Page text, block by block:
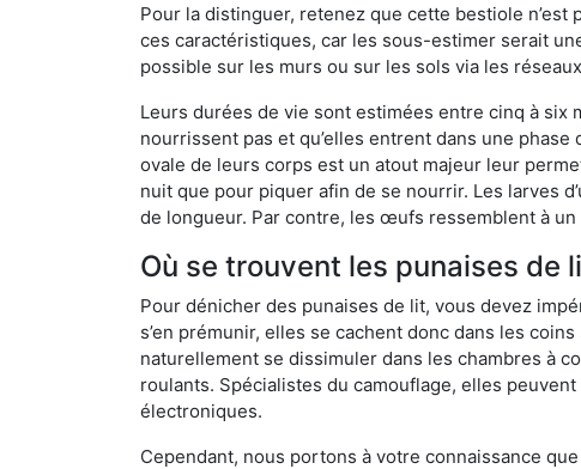
Pour la distinguer, retenez que cette bestiole n’est
ces caractéristiques, car les sous-estimer serait
possible sur les murs ou sur les sols via les
Leurs durées de vie sont estimées entre cinq à six
nourrissent pas et qu’elles entrent dans une
ovale de leurs corps est un atout majeur leur
nuit que pour piquer afin de se nourrir. Les larves
de longueur. Par contre, les œufs ressemblent à
Où se trouvent les punaises de
Pour dénicher des punaises de lit, vous devez
s’en prémunir, elles se cachent donc dans les
naturellement se dissimuler dans les chambres à
roulants. Spécialistes du camouflage, elles
électroniques.
Cependant, nous portons à votre connaissance